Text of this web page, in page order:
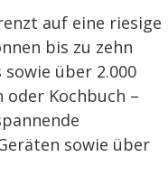
auf eine riesige
bis zu zehn
über 2.000
oder Kochbuch –
sowie über